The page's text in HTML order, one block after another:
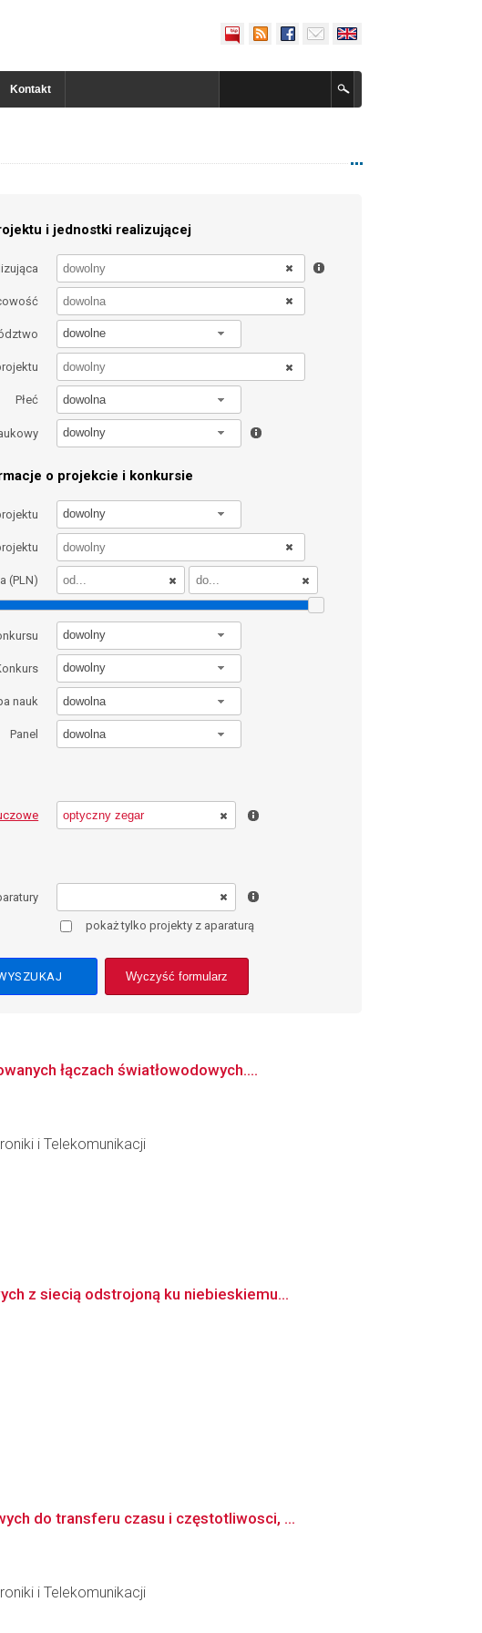
Kontakt
i jednostki realizującej
dowolne
Płeć dowolna
dowolny
o projekcie i konkursie
dowolny
(PLN)
dowolny
dowolny
nauk dowolna
Panel dowolna
pokaż tylko projekty z aparaturą
Wyczyść formularz
łączach światłowodowych....
i Telekomunikacji
z siecią odstrojoną ku niebieskiemu...
do transferu czasu i częstotliwosci, ...
i Telekomunikacji